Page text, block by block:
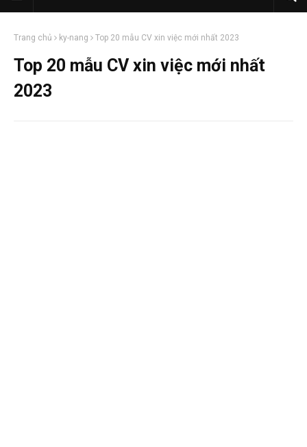
Trang chủ ky-nang Top 20 mẫu CV xin việc mới nhất 2023
Top 20 mẫu CV xin việc mới nhất
2023